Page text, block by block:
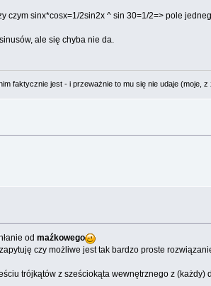
czym sinx*cosx=1/2sin2x ^ sin 30=1/2=> pole
ale się chyba nie da.
faktycznie jest - i przeważnie to mu się nie udaje (moje, z
od maźkowego
czy możliwe jest tak bardzo proste
trójkątów z sześciokąta wewnętrznego z (każdy)